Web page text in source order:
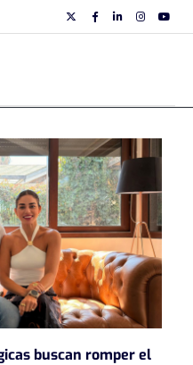
TwiiterFacebook
Linkedin
buscan romper el